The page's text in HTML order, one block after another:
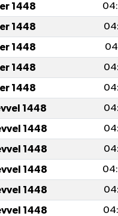
1448
1448
1448
1448
1448
1448
1448
1448
1448
1448
1448